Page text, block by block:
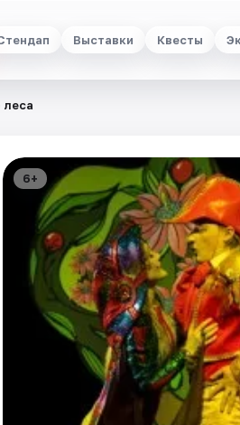
Выставки Квесты
6+